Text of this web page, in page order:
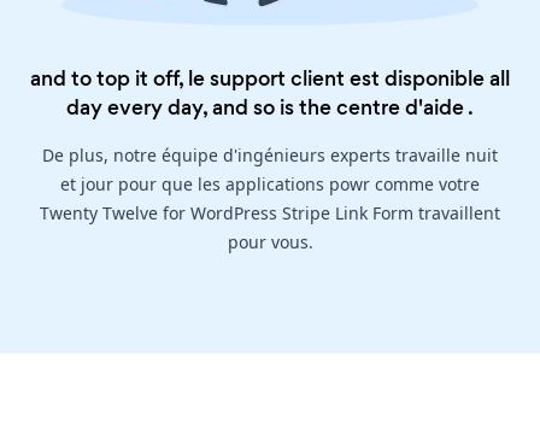
and to top it off, le support client est disponible all
day every day, and so is thecentre d'aide.
De plus, notre équipe d'ingénieurs experts travaille nuit
et jour pour que les applications powr comme votre
Twenty Twelve for WordPress Stripe Link Form travaillent
pour vous.